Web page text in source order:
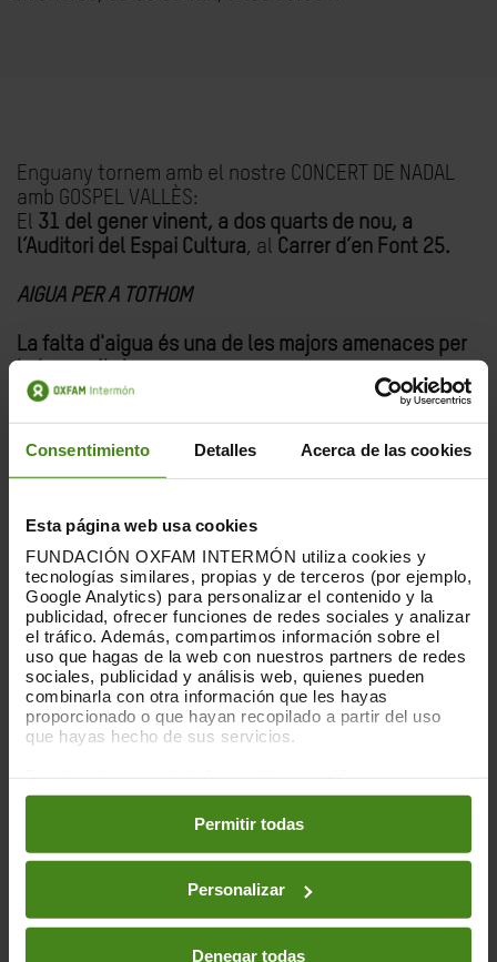
Consentimiento Detalles Acerca de las cookies
Esta página web usa cookies
FUNDACIÓN OXFAM INTERMÓN utiliza cookies y
tecnologías similares, propias y de terceros (por ejemplo,
Google Analytics) para personalizar el contenido y la
publicidad, ofrecer funciones de redes sociales y analizar
el tráfico. Además, compartimos información sobre el
uso que hagas de la web con nuestros partners de redes
sociales, publicidad y análisis web, quienes pueden
combinarla con otra información que les hayas
proporcionado o que hayan recopilado a partir del uso
que hayas hecho de sus servicios.
preferencias accediendo a nuestraPolítica de Cookieso
en los botones facilitados a continuación:
Permitir todas
Personalizar
Denegar todas
Enguany tornem amb el nostre CONCERT DE NADAL
amb GOSPEL VALLÈS:
El 31 del gener vinent, a dos quarts de nou, a
l’Auditori del Espai Cultura, al Carrer d’en Font 25.
AIGUA PER A TOTHOM
La falta d'aigua és una de les majors amenaces per
Estem vivint una crisi d'aigua sense precedents. La
manca cada vegada major d'aigua provoca més fam,
més conflictes, més malalties i més desplaçaments.
seva única opció és abastir-se de l'aigua bruta del
riu més proper.
AOxfam Intermón som especialistes en aigua. Tenim
el coneixement, l'experiència i les eines per canviar
aquesta realitat.
AMB TU, L’AIGUA ARRIBARÀ A MOLTES MÉS FAMÍLIES
A Oxfam Intermón sabem que els canvis positius i
sostenibles són possibles, i per això treballem
sabem que, com cada any, amb la vostra ajuda no
els decebrem.
Podeu comprar entrades als voluntaris de